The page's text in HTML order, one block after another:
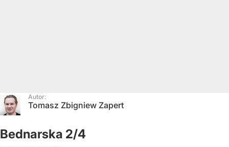
Autor:
Tomasz Zbigniew Zapert
Bednarska 2/4